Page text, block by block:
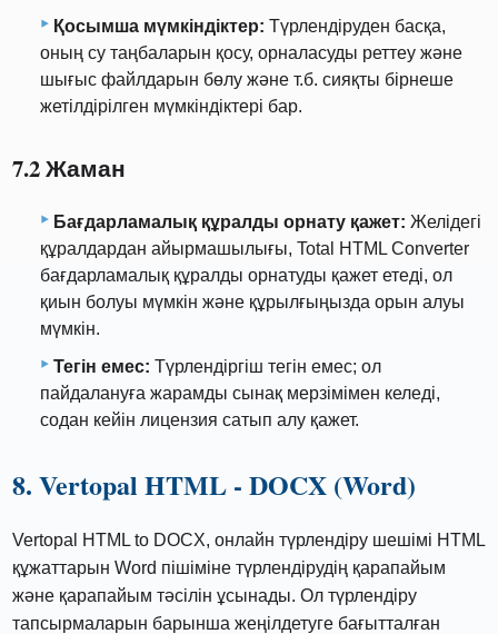
Қосымша мүмкіндіктер: Түрлендіруден басқа,
оның су таңбаларын қосу, орналасуды реттеу және
шығыс файлдарын бөлу және т.б. сияқты бірнеше
жетілдірілген мүмкіндіктері бар.
7.2 Жаман
Бағдарламалық құралды орнату қажет: Желідегі
құралдардан айырмашылығы, Total HTML Converter
бағдарламалық құралды орнатуды қажет етеді, ол
қиын болуы мүмкін және құрылғыңызда орын алуы
мүмкін.
Тегін емес: Түрлендіргіш тегін емес; ол
пайдалануға жарамды сынақ мерзімімен келеді,
содан кейін лицензия сатып алу қажет.
8. Vertopal HTML - DOCX (Word)
Vertopal HTML to DOCX, онлайн түрлендіру шешімі HTML
құжаттарын Word пішіміне түрлендірудің қарапайым
және қарапайым тәсілін ұсынады. Ол түрлендіру
тапсырмаларын барынша жеңілдетуге бағытталған